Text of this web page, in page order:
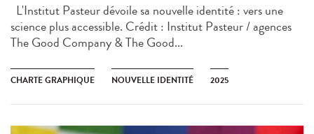
L'Institut Pasteur dévoile sa nouvelle identité : vers une
science plus accessible. Crédit : Institut Pasteur / agences
The Good Company & The Good...
CHARTE GRAPHIQUE NOUVELLE IDENTITÉ 2025